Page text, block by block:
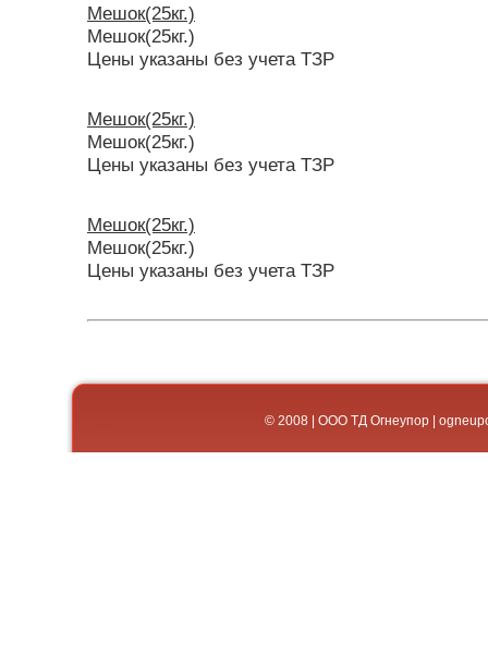
Мешок(25кг.)
Мешок(25кг.)
Цены указаны без учета ТЗР
Мешок(25кг.)
Мешок(25кг.)
Цены указаны без учета ТЗР
Мешок(25кг.)
Мешок(25кг.)
Цены указаны без учета ТЗР
© 2008 | ООО ТД Огнеупор |